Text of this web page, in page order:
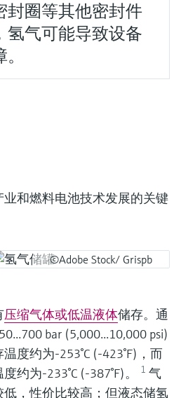
封圈等其他密封件
氢气可能导致设备
业和燃料电池技术发展的关键
©Adobe Stock/ Grispb
压缩气体或低温液体储存。通
bar (5,000...10,000 psi)
度约为-253°C (-423°F)，而
约为-233°C (-387°F)。
1 气
，性价比较高；但液态储氢